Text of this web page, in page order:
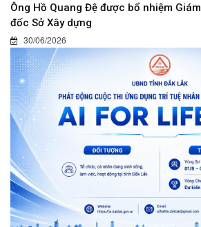
Ông Hồ Quang Đệ được bổ nhiệm Giám
đốc Sở Xây dựng
30/06/2026